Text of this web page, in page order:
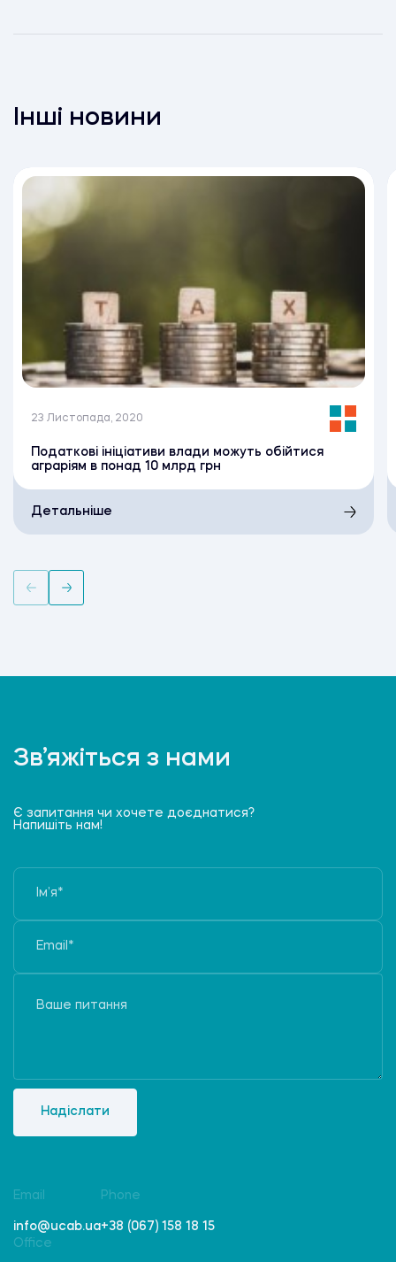
Інші новини
23 Листопада, 2020
Податкові ініціативи влади можуть обійтися
аграріям в понад 10 млрд грн
Детальніше
Зв’яжіться з нами
Є запитання чи хочете доєднатися?
Напишіть нам!
Надіслати
Email
info@ucab.ua
Phone
+38 (067) 158 18 15
Office